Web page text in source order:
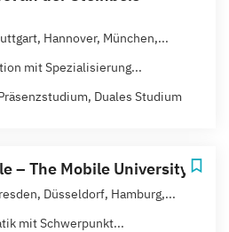
Hannover, München,...
mit Spezialisierung...
Duales Studium
– The Mobile University
Düsseldorf, Hamburg,...
mit Schwerpunkt...